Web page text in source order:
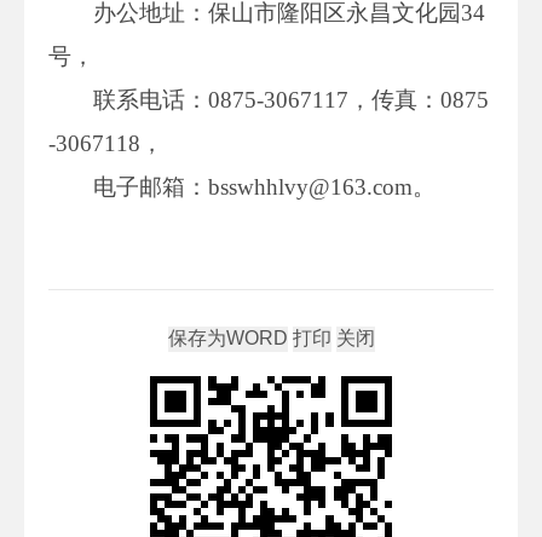
办公地址：保山市隆阳区永昌文化园34
号，
联系电话：0875-3067117，传真：0875
-3067118，
电子邮箱：bsswhhlvy@163.com。